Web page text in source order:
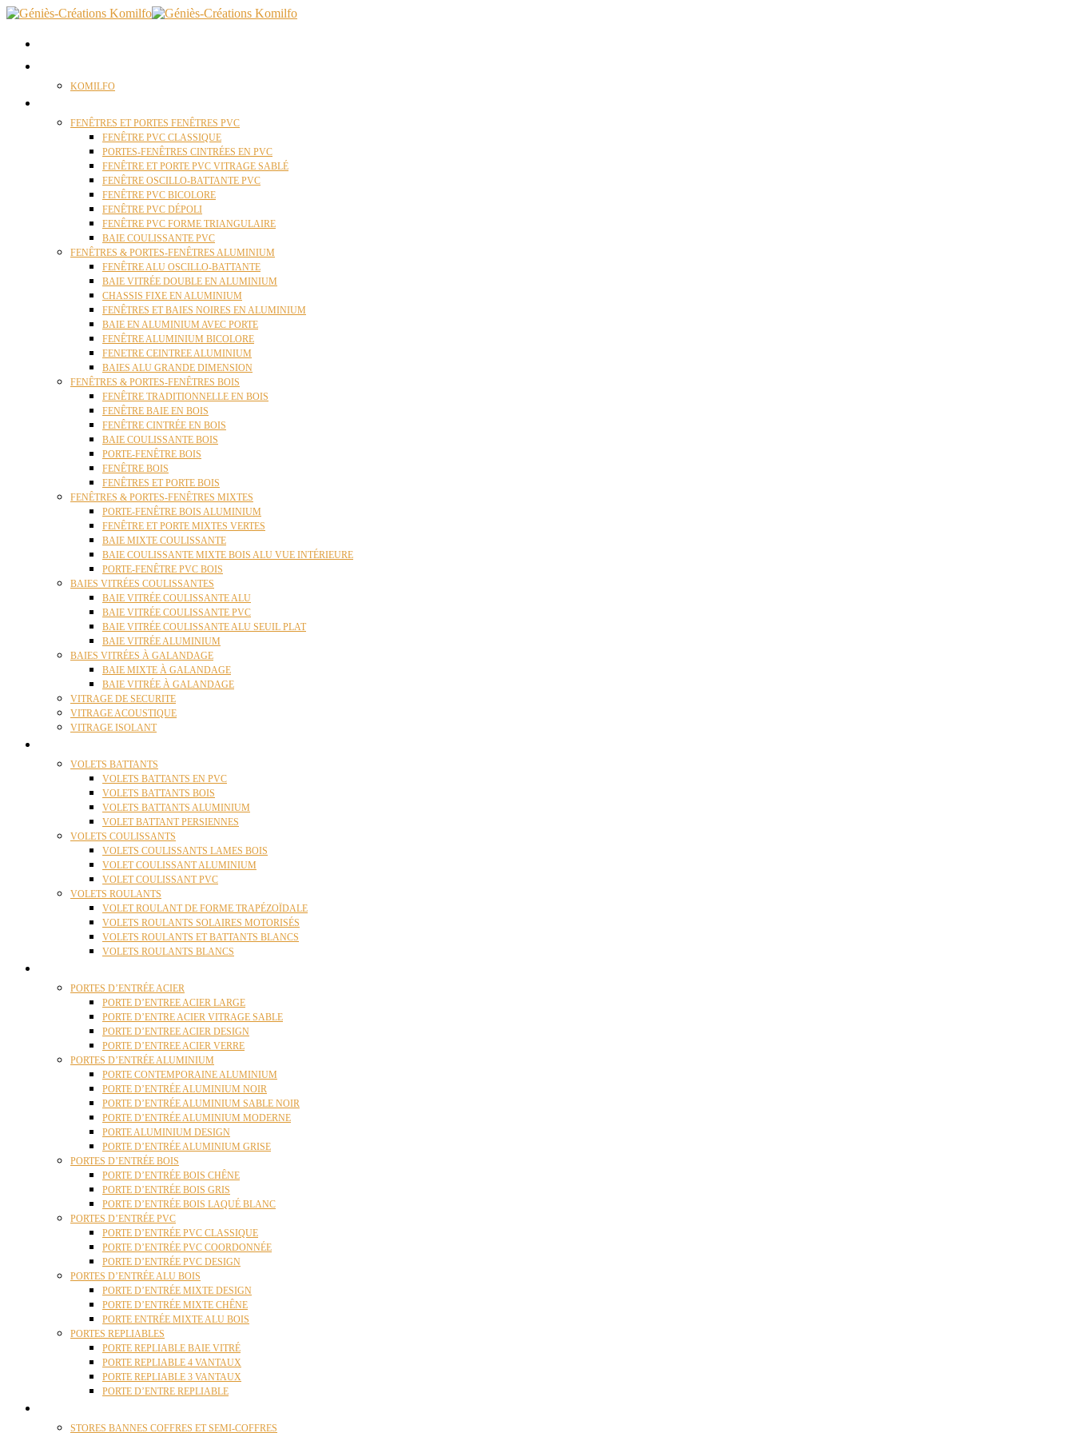
KOMILFO
FENÊTRES ET PORTES FENÊTRES PVC
FENÊTRE PVC CLASSIQUE
PORTES-FENÊTRES CINTRÉES EN PVC
FENÊTRE ET PORTE PVC VITRAGE SABLÉ
FENÊTRE OSCILLO-BATTANTE PVC
FENÊTRE PVC BICOLORE
FENÊTRE PVC DÉPOLI
FENÊTRE PVC FORME TRIANGULAIRE
BAIE COULISSANTE PVC
FENÊTRES & PORTES-FENÊTRES ALUMINIUM
FENÊTRE ALU OSCILLO-BATTANTE
BAIE VITRÉE DOUBLE EN ALUMINIUM
CHASSIS FIXE EN ALUMINIUM
FENÊTRES ET BAIES NOIRES EN ALUMINIUM
BAIE EN ALUMINIUM AVEC PORTE
FENÊTRE ALUMINIUM BICOLORE
FENETRE CEINTREE ALUMINIUM
BAIES ALU GRANDE DIMENSION
FENÊTRES & PORTES-FENÊTRES BOIS
FENÊTRE TRADITIONNELLE EN BOIS
FENÊTRE BAIE EN BOIS
FENÊTRE CINTRÉE EN BOIS
BAIE COULISSANTE BOIS
PORTE-FENÊTRE BOIS
FENÊTRE BOIS
FENÊTRES ET PORTE BOIS
FENÊTRES & PORTES-FENÊTRES MIXTES
PORTE-FENÊTRE BOIS ALUMINIUM
FENÊTRE ET PORTE MIXTES VERTES
BAIE MIXTE COULISSANTE
BAIE COULISSANTE MIXTE BOIS ALU VUE INTÉRIEURE
PORTE-FENÊTRE PVC BOIS
BAIES VITRÉES COULISSANTES
BAIE VITRÉE COULISSANTE ALU
BAIE VITRÉE COULISSANTE PVC
BAIE VITRÉE COULISSANTE ALU SEUIL PLAT
BAIE VITRÉE ALUMINIUM
BAIES VITRÉES À GALANDAGE
BAIE MIXTE À GALANDAGE
BAIE VITRÉE À GALANDAGE
VITRAGE DE SECURITE
VITRAGE ACOUSTIQUE
VITRAGE ISOLANT
VOLETS BATTANTS
VOLETS BATTANTS EN PVC
VOLETS BATTANTS BOIS
VOLETS BATTANTS ALUMINIUM
VOLET BATTANT PERSIENNES
VOLETS COULISSANTS
VOLETS COULISSANTS LAMES BOIS
VOLET COULISSANT ALUMINIUM
VOLET COULISSANT PVC
VOLETS ROULANTS
VOLET ROULANT DE FORME TRAPÉZOÏDALE
VOLETS ROULANTS SOLAIRES MOTORISÉS
VOLETS ROULANTS ET BATTANTS BLANCS
VOLETS ROULANTS BLANCS
PORTES D’ENTRÉE ACIER
PORTE D’ENTREE ACIER LARGE
PORTE D’ENTRE ACIER VITRAGE SABLE
PORTE D’ENTREE ACIER DESIGN
PORTE D’ENTREE ACIER VERRE
PORTES D’ENTRÉE ALUMINIUM
PORTE CONTEMPORAINE ALUMINIUM
PORTE D’ENTRÉE ALUMINIUM NOIR
PORTE D’ENTRÉE ALUMINIUM SABLE NOIR
PORTE D’ENTRÉE ALUMINIUM MODERNE
PORTE ALUMINIUM DESIGN
PORTE D’ENTRÉE ALUMINIUM GRISE
PORTES D’ENTRÉE BOIS
PORTE D’ENTRÉE BOIS CHÊNE
PORTE D’ENTRÉE BOIS GRIS
PORTE D’ENTRÉE BOIS LAQUÉ BLANC
PORTES D’ENTRÉE PVC
PORTE D’ENTRÉE PVC CLASSIQUE
PORTE D’ENTRÉE PVC COORDONNÉE
PORTE D’ENTRÉE PVC DESIGN
PORTES D’ENTRÉE ALU BOIS
PORTE D’ENTRÉE MIXTE DESIGN
PORTE D’ENTRÉE MIXTE CHÊNE
PORTE ENTRÉE MIXTE ALU BOIS
PORTES REPLIABLES
PORTE REPLIABLE BAIE VITRÉ
PORTE REPLIABLE 4 VANTAUX
PORTE REPLIABLE 3 VANTAUX
PORTE D’ENTRE REPLIABLE
STORES BANNES COFFRES ET SEMI-COFFRES